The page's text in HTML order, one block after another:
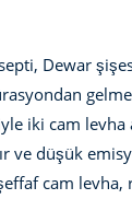
Dewar
iki cam levha
ve düşük
cam levha,